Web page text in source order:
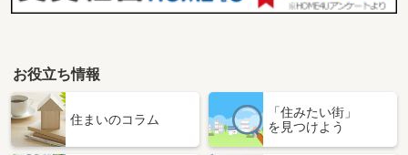
お役立ち情報
住まいのコラム
「住みたい街」
を見つけよう